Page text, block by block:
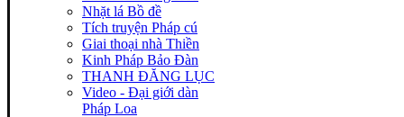
Nhặt lá Bồ đề
Tích truyện Pháp cú
Giai thoại nhà Thiền
Kinh Pháp Bảo Đàn
THANH ĐĂNG LỤC
Video - Đại giới dàn
Pháp Loa